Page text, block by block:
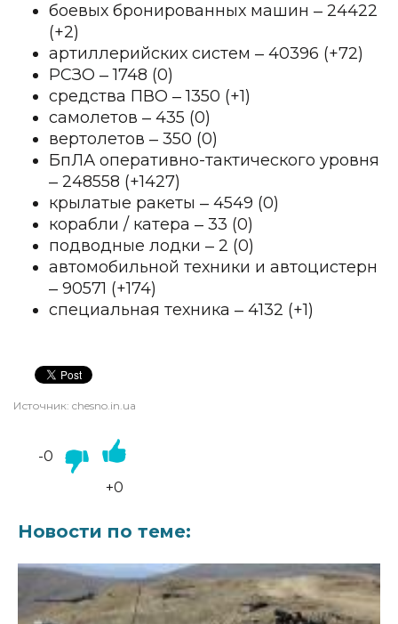
боевых бронированных машин ‒ 24422
(+2)
артиллерийских систем ‒ 40396 (+72)
РСЗО ‒ 1748 (0)
средства ПВО ‒ 1350 (+1)
самолетов ‒ 435 (0)
вертолетов ‒ 350 (0)
БпЛА оперативно-тактического уровня
‒ 248558 (+1427)
крылатые ракеты ‒ 4549 (0)
корабли / катера ‒ 33 (0)
подводные лодки ‒ 2 (0)
автомобильной техники и автоцистерн
‒ 90571 (+174)
специальная техника ‒ 4132 (+1)
Источник: chesno.in.ua
-0
+0
Новости по теме: